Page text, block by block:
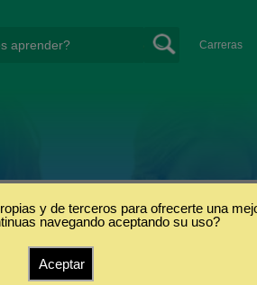
Carreras
y de terceros para ofrecerte una
navegando aceptando su uso?
Aceptar